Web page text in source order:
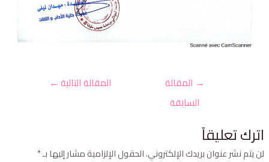
→المقالة
السابقة
المقالة التالية←
تعليقاً
يتم نشر عنوان بريدك الإلكتروني.الحقول الإلزامية مشار إليها بـ*